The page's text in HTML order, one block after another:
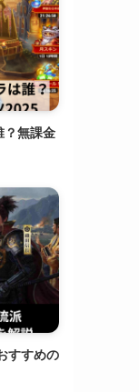
？無課金
すすめの